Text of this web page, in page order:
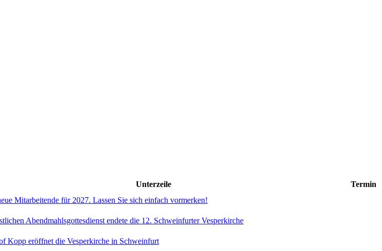
Unterzeile
Termin
Mitarbeitende für 2027. Lassen Sie sich einfach vormerken!
Abendmahlsgottesdienst endete die 12. Schweinfurter Vesperkirche
Kopp eröffnet die Vesperkirche in Schweinfurt